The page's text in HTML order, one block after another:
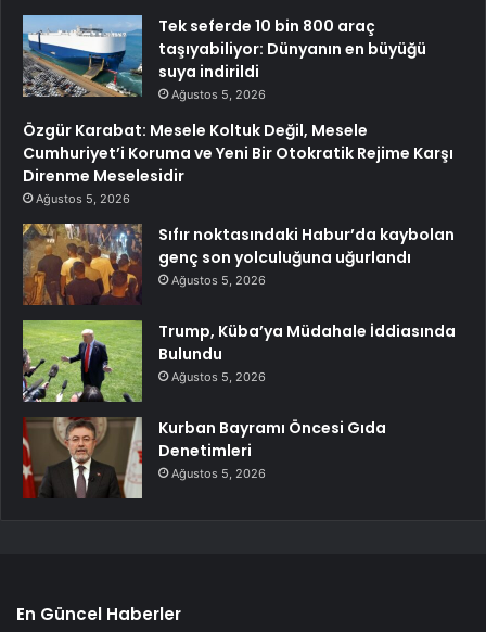
Tek seferde 10 bin 800 araç
taşıyabiliyor: Dünyanın en büyüğü
suya indirildi
Ağustos 5, 2026
Özgür Karabat: Mesele Koltuk Değil, Mesele
Cumhuriyet’i Koruma ve Yeni Bir Otokratik Rejime Karşı
Direnme Meselesidir
Ağustos 5, 2026
Sıfır noktasındaki Habur’da kaybolan
genç son yolculuğuna uğurlandı
Ağustos 5, 2026
Trump, Küba’ya Müdahale İddiasında
Bulundu
Ağustos 5, 2026
Kurban Bayramı Öncesi Gıda
Denetimleri
Ağustos 5, 2026
En Güncel Haberler